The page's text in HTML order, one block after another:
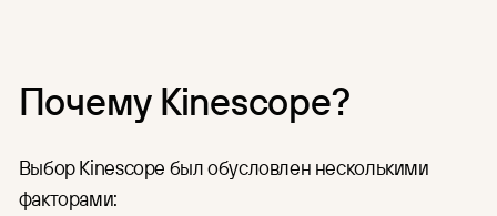
Почему Kinescope?
Выбор Kinescope был обусловлен несколькими
факторами: